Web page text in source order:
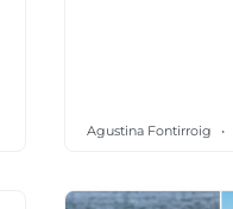
Agustina Fontirroig